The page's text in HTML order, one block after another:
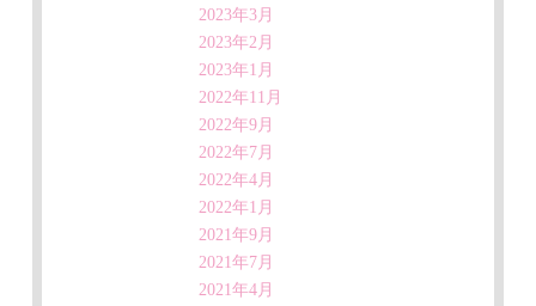
2023年3月
2023年2月
2023年1月
2022年11月
2022年9月
2022年7月
2022年4月
2022年1月
2021年9月
2021年7月
2021年4月